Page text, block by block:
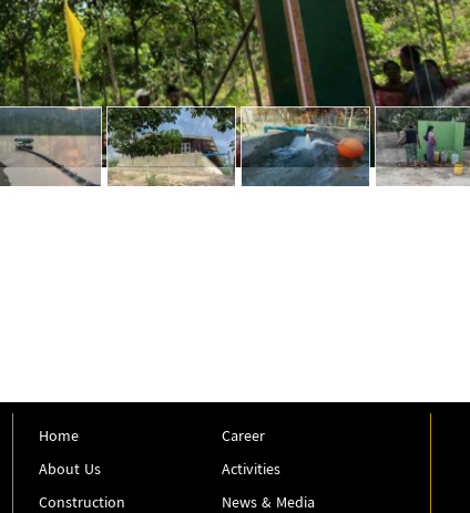
Home
About Us
Construction
Career
Activities
News & Media